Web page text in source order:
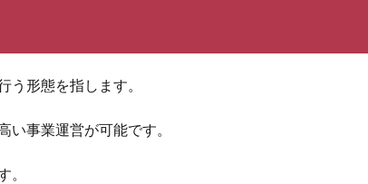
う形態を指します。
い事業運営が可能です。
。